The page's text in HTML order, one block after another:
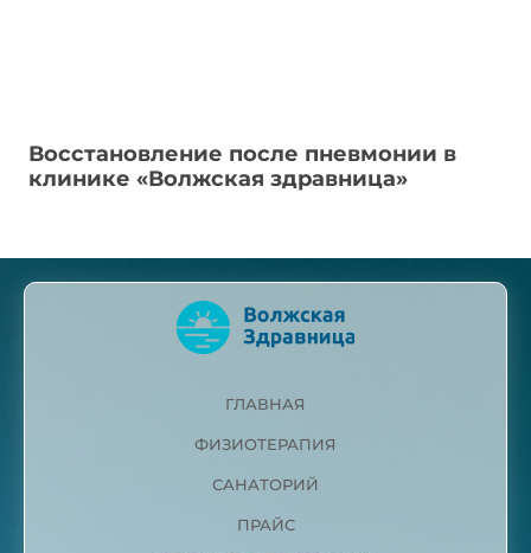
Восстановление после пневмонии в
клинике «Волжская здравница»
ГЛАВНАЯ
ФИЗИОТЕРАПИЯ
САНАТОРИЙ
ПРАЙС